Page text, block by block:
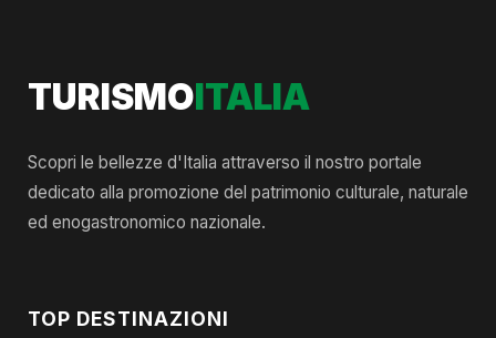
TURISMOITALIA
Scopri le bellezze d'Italia attraverso il nostro portale
dedicato alla promozione del patrimonio culturale, naturale
ed enogastronomico nazionale.
TOP DESTINAZIONI